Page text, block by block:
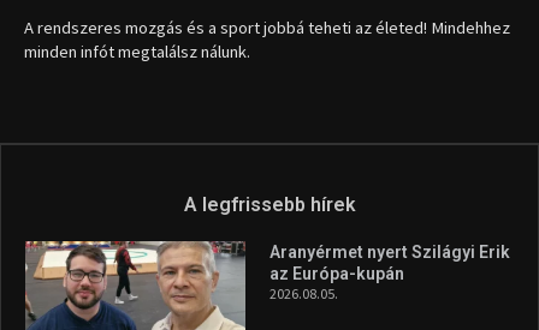
A rendszeres mozgás és a sport jobbá teheti az életed! Mindehhez
minden infót megtalálsz nálunk.
A legfrissebb hírek
Aranyérmet nyert Szilágyi Erik
az Európa-kupán
2026.08.05.